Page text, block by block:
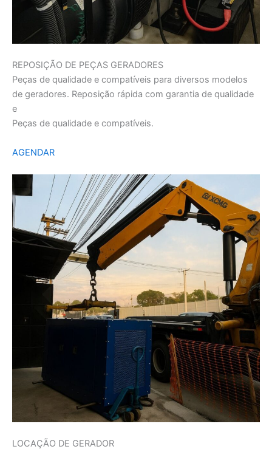
REPOSIÇÃO DE PEÇAS GERADORES
Peças de qualidade e compatíveis para diversos modelos
de geradores. Reposição rápida com garantia de qualidade
e
Peças de qualidade e compatíveis.
AGENDAR
LOCAÇÃO DE GERADOR